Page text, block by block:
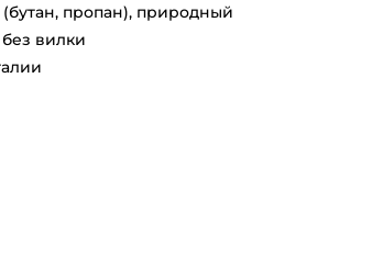
(бутан, пропан), природный
вилки